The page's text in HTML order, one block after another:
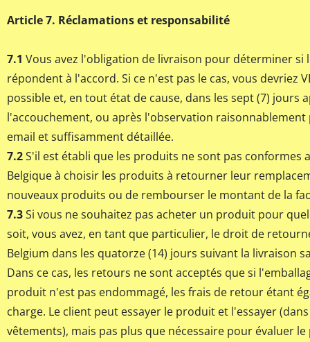
Article 7. Réclamations et responsabilité
7.1 Vous avez l'obligation de livraison pour déterminer si
répondent à l'accord. Si ce n'est pas le cas, vous devriez
possible et, en tout état de cause, dans les sept (7) jours
l'accouchement, ou après l'observation
email et suffisamment détaillée.
7.2S'il est établi que les produits ne sont pas conformes
Belgique à choisir les produits à retourner leur
nouveaux produits ou de rembourser le montant de la
7.3Si vous ne souhaitez pas acheter un produit pour
soit, vous avez, en tant que particulier, le droit de
Belgium dans les quatorze (14) jours suivant la livraison
Dans ce cas, les retours ne sont acceptés que si
produit n'est pas endommagé, les frais de retour étant
charge. Le client peut essayer le produit et l'essayer
vêtements), mais pas plus que nécessaire pour évaluer